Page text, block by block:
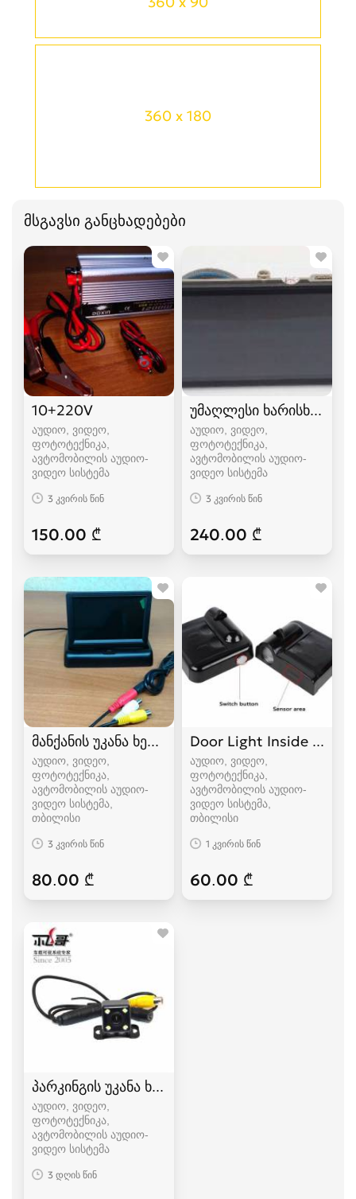
360 x 180
მსგავსი განცხადებები
10+220V
აუდიო, ვიდეო,
ფოტოტექნიკა,
ავტომობილის აუდიო-
ვიდეო სისტემა
3 კვირის წინ
150.00 ₾
უმაღლესი ხარისხის
აუდიო, ვიდეო,
ფოტოტექნიკა,
ავტომობილის აუდიო-
ვიდეო სისტემა
3 კვირის წინ
240.00 ₾
მანქანის უკანა ხედვის კამერისთვის მონიტორი.
აუდიო, ვიდეო,
ფოტოტექნიკა,
ავტომობილის აუდიო-
ვიდეო სისტემა
თბილისი
3 კვირის წინ
80.00 ₾
Door Light Inside
აუდიო, ვიდეო,
ფოტოტექნიკა,
ავტომობილის აუდიო-
ვიდეო სისტემა
თბილისი
1 კვირის წინ
60.00 ₾
პარკინგის უკანა ხედვის კამერა
აუდიო, ვიდეო,
ფოტოტექნიკა,
ავტომობილის აუდიო-
ვიდეო სისტემა
3 დღის წინ